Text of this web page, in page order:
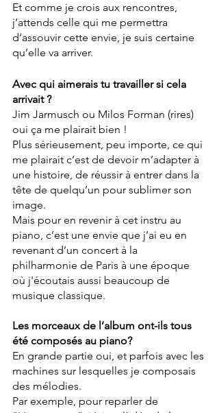
Et comme je crois aux rencontres,
j’attends celle qui me permettra
d’assouvir cette envie, je suis certaine
qu’elle va arriver.
Avec qui aimerais tu travailler si cela
arrivait ?
Jim Jarmusch ou Milos Forman (rires)
oui ça me plairait bien !
Plus sérieusement, peu importe, ce qui
me plairait c’est de devoir m’adapter à
une histoire, de réussir à entrer dans la
tête de quelqu’un pour sublimer son
image.
Mais pour en revenir à cet instru au
piano, c’est une envie que j’ai eu en
revenant d’un concert à la
philharmonie de Paris à une époque
où j'écoutais aussi beaucoup de
musique classique.
Les morceaux de l’album ont-ils tous
été composés au piano?
En grande partie oui, et parfois avec les
machines sur lesquelles je composais
des mélodies.
Par exemple, pour reparler de